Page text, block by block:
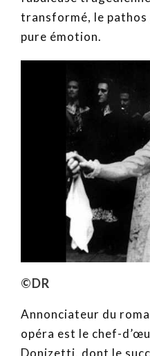
transformé, le pathos
pure émotion.
©DR
Annonciateur du
opéra est le chef-